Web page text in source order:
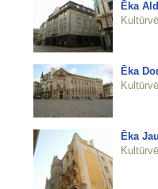
Ēka
Ēka
Ēka